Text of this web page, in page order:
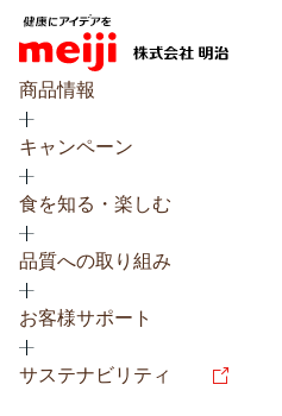
商品情報
キャンペーン
食を知る・楽しむ
品質への取り組み
お客様サポート
サステナビリティ